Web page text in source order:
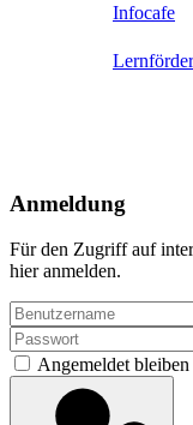
Infocafe
Anmeldung
Für den Zugriff auf
hier anmelden.
Angemeldet bleiben